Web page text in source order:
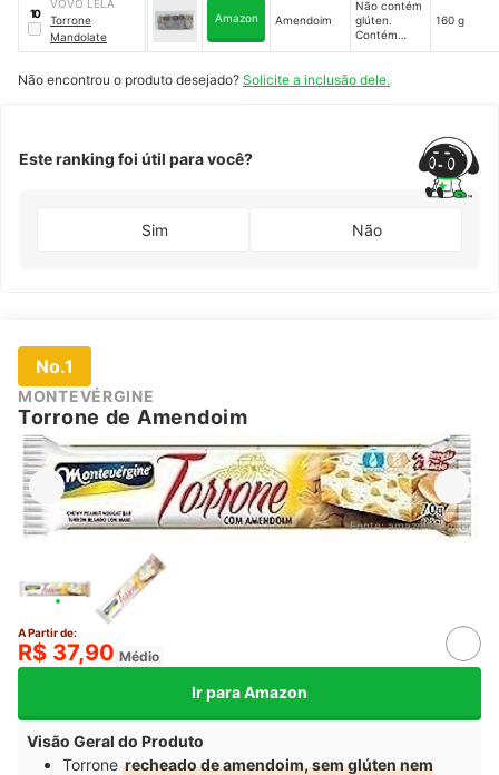
pistache
nozes,
amendoim,
soja, leite e
derivados
10
VOVÓ LELA
Torrone
Mandolate
Amazon Amendoim
Não contém
glúten.
Contém
amendoim,
do-Pará e
160 g
Não encontrou o produto desejado? Solicite a inclusão dele.
Este ranking foi útil para você?
Sim Não
No.1
MONTEVÉRGINE
Torrone de Amendoim
Fonte:amazon.com.br
A Partir de:
R$ 37,90 Médio
Ir para Amazon
Visão Geral do Produto
Torrone recheado de amendoim, sem glúten nem